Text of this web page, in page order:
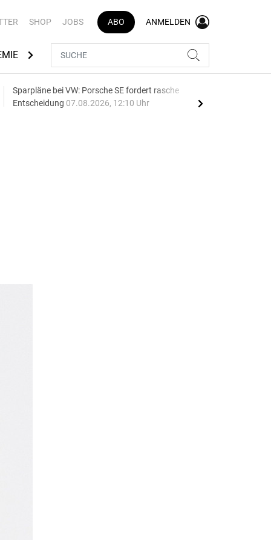
SHOP JOBS ABO ANMELDEN
AUTOMARKEN
Sparpläne bei VW: Porsche SE fordert rasche
Entscheidung 07.08.2026, 12:10 Uhr